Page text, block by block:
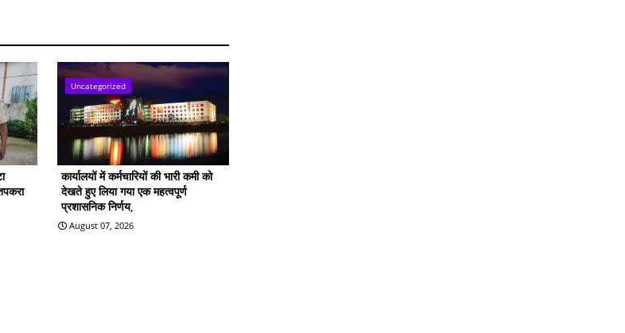
Uncategorized
कार्यालयों में कर्मचारियों की भारी कमी को
देखते हुए लिया गया एक महत्वपूर्ण
प्रशासनिक निर्णय,
August 07, 2026